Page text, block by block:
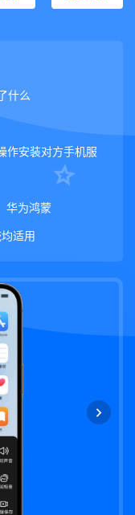
什么
作安装对方手机服
华为鸿蒙
适用